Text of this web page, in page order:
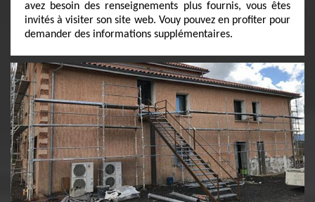
avez besoin des renseignements plus fournis, vous êtes
invités à visiter son site web. Vouy pouvez en profiter pour
demander des informations supplémentaires.